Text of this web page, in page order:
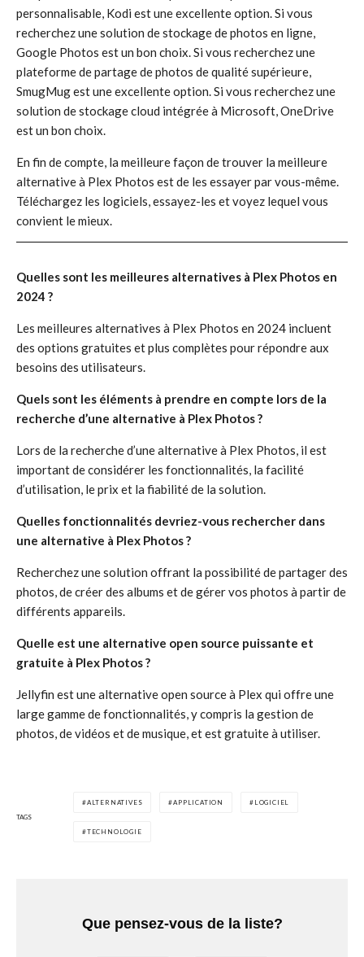
personnalisable, Kodi est une excellente option. Si vous
recherchez une solution de stockage de photos en ligne,
Google Photos est un bon choix. Si vous recherchez une
plateforme de partage de photos de qualité supérieure,
SmugMug est une excellente option. Si vous recherchez une
solution de stockage cloud intégrée à Microsoft, OneDrive
est un bon choix.
En fin de compte, la meilleure façon de trouver la meilleure
alternative à Plex Photos est de les essayer par vous-même.
Téléchargez les logiciels, essayez-les et voyez lequel vous
convient le mieux.
Quelles sont les meilleures alternatives à Plex Photos en
2024 ?
Les meilleures alternatives à Plex Photos en 2024 incluent
des options gratuites et plus complètes pour répondre aux
besoins des utilisateurs.
Quels sont les éléments à prendre en compte lors de la
recherche d’une alternative à Plex Photos ?
Lors de la recherche d’une alternative à Plex Photos, il est
important de considérer les fonctionnalités, la facilité
d’utilisation, le prix et la fiabilité de la solution.
Quelles fonctionnalités devriez-vous rechercher dans
une alternative à Plex Photos ?
Recherchez une solution offrant la possibilité de partager des
photos, de créer des albums et de gérer vos photos à partir de
différents appareils.
Quelle est une alternative open source puissante et
gratuite à Plex Photos ?
Jellyfin est une alternative open source à Plex qui offre une
large gamme de fonctionnalités, y compris la gestion de
photos, de vidéos et de musique, et est gratuite à utiliser.
TAGS
ALTERNATIVES APPLICATION LOGICIEL
TECHNOLOGIE
Que pensez-vous de la liste?